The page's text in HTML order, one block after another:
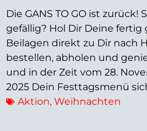
Die GANS TO GO ist zurück!
gefällig? Hol Dir Deine fertig
Beilagen direkt zu Dir nach
bestellen, abholen und
und in der Zeit vom 28.
2025 Dein Festtagsmenü
Aktion, Weihnachten